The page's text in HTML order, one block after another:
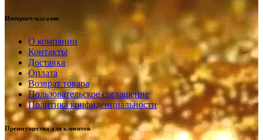
Интернет-магазин
О компании
Контакты
Доставка
Оплата
Возврат товара
Пользовательское соглашение
Политика конфиденциальности
Преимущества для клиентов